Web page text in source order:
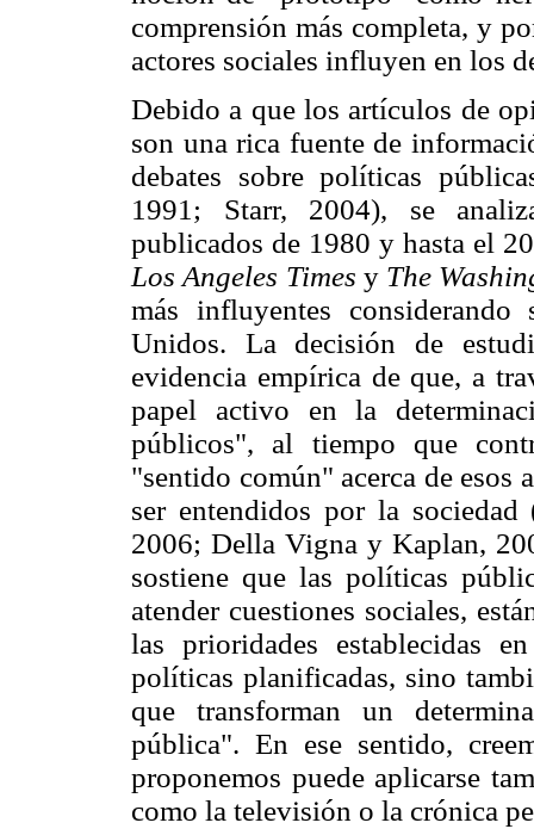
comprensión más completa, y
actores sociales influyen en los
Debido a que los artículos de
son una rica fuente de
debates sobre políticas
1991; Starr, 2004), se
publicados de 1980 y hasta el
Los Angeles Times y The
más influyentes
Unidos. La decisión de
evidencia empírica de que, a
papel activo en la
públicos", al tiempo que
"sentido común" acerca de esos
ser entendidos por la
2006; Della Vigna y Kaplan,
sostiene que las políticas
atender cuestiones sociales,
las prioridades establecidas
políticas planificadas, sino
que transforman un
pública". En ese sentido,
proponemos puede aplicarse
como la televisión o la crónica